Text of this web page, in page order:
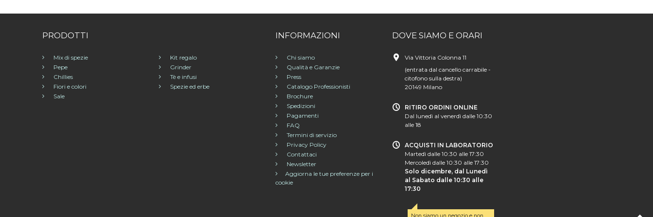
PRODOTTI
Mix di spezie
Pepe
Chillies
Fiori e colori
Sale
Kit regalo
Grinder
Tè e infusi
Spezie ed erbe
INFORMAZIONI
Chi siamo
Qualità e Garanzie
Press
Catalogo Professionisti
Brochure
Spedizioni
Pagamenti
FAQ
Termini di servizio
Privacy Policy
Contattaci
Newsletter
Aggiorna le tue preferenze per i
cookie
DOVE SIAMO E ORARI
Via Vittoria Colonna 11
(entrata dal cancello carrabile -
citofono sulla destra)
20149 Milano
RITIRO ORDINI ONLINE
Dal lunedì al venerdì dalle 10:30
alle 18
ACQUISTI IN LABORATORIO
Martedì dalle 10:30 alle 17:30
Mercoledì dalle 10:30 alle 17:30
Solo dicembre, dal Lunedì
al Sabato dalle 10:30 alle
17:30